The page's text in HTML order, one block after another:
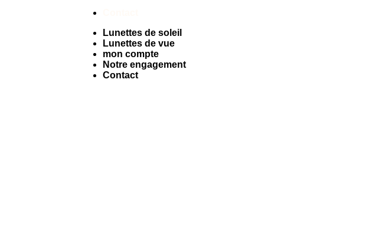
Lunettes de soleil
Lunettes de vue
mon compte
Notre engagement
Contact